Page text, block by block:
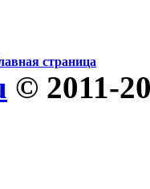
страница
© 2011-